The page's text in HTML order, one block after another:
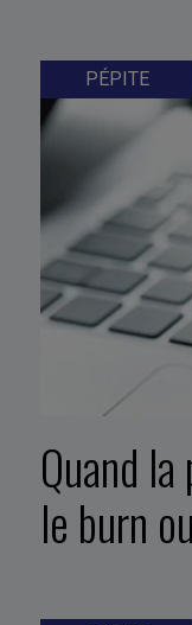
PÉPITE
Quand
le burn